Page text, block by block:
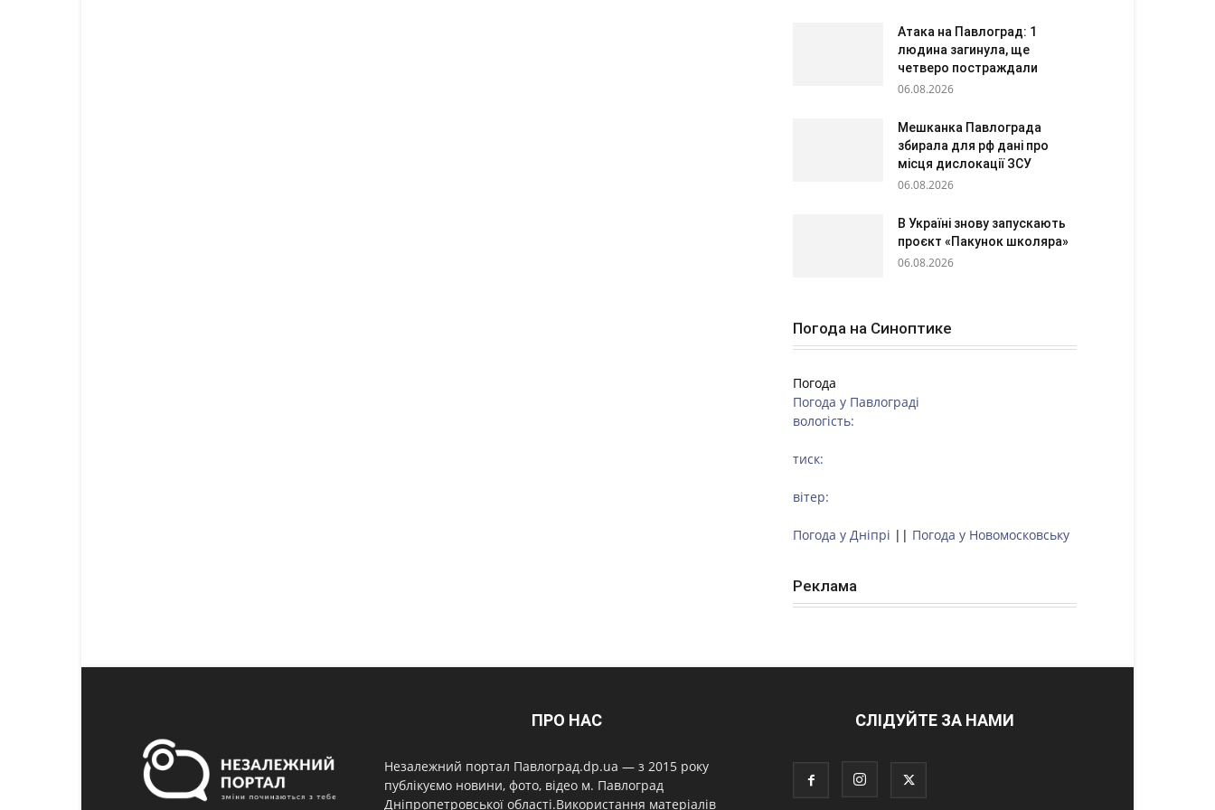
Атака на Павлоград: 1
людина загинула, ще
четверо постраждали
06.08.2026
Мешканка Павлограда
збирала для рф дані про
місця дислокації ЗСУ
06.08.2026
В Україні знову запускають
проєкт «Пакунок школяра»
06.08.2026
Погода на Синоптике
Погода
Погода у Павлограді
вологість:
тиск:
вітер:
Погода у Дніпрі || Погода у Новомосковську
Реклама
ПРО НАС
Незалежний портал Павлоград.dp.ua — з 2015 року
публікуємо новини, фото, відео м. Павлоград
Дніпропетровської області.Використання матеріалів
СЛІДУЙТЕ ЗА НАМИ